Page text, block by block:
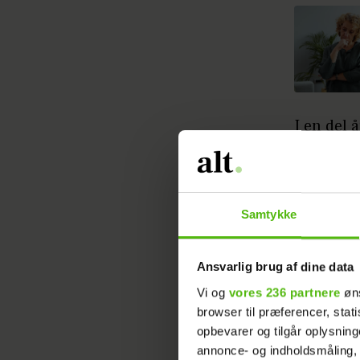
Samtykke
Ansvarlig brug af dine data
Vi og vores 236 partnere
browser til præferencer,
opbevarer og tilgår
annonce- og
I en del
blevet
har det
mindst
har en
at flytte